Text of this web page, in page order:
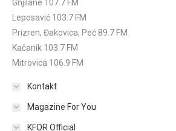
Gnjilane 107.7 FM
Leposavić 103.7 FM
Prizren, Đakovica, Peć 89.7 FM
Kačanik 103.7 FM
Mitrovica 106.9 FM
Kontakt
Magazine For You
KFOR Official